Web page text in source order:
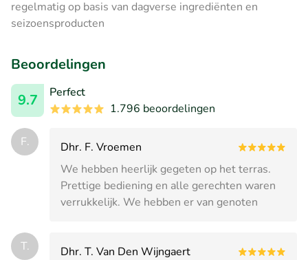
regelmatig op basis van dagverse ingrediënten en
seizoensproducten
Beoordelingen
9.7
Perfect
1.796 beoordelingen
F.
Dhr. F. Vroemen
We hebben heerlijk gegeten op het terras.
Prettige bediening en alle gerechten waren
verrukkelijk. We hebben er van genoten
T.
Dhr. T. Van Den Wijngaert